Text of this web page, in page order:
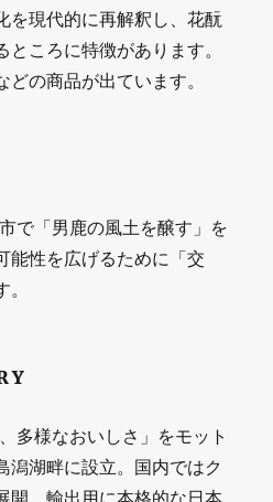
を現代的に再解釈し、花酛
ころに特徴があります。
どの商品が出ています。
で「男鹿の風土を醸す」を
能性を広げるために「交
多様なおいしさ」をモット
潟湖畔に設立。国内ではク
開。輸出用に本格的な日本